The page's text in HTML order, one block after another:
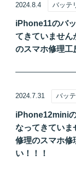
2024.8.4 バッテ
iPhone11のバ
てきていません
のスマホ修理工
2024.7.31 バッ
iPhone12mini
なってきていま
修理のスマホ修
い！！！